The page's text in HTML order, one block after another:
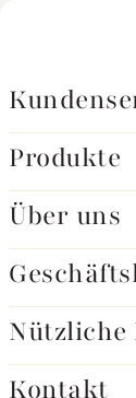
Produkte
Über uns
Nützliche
Kontakt